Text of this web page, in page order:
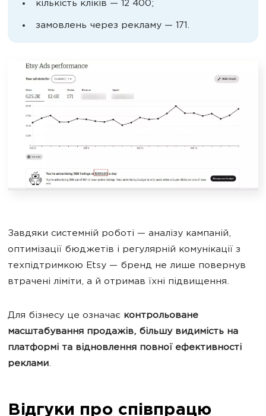
кількість кліків — 12 400;
замовлень через рекламу — 171.
Завдяки системній роботі — аналізу кампаній,
оптимізації бюджетів і регулярній комунікації з
техпідтримкою Etsy — бренд не лише повернув
втрачені ліміти, а й отримав їхні підвищення.
Для бізнесу це означає контрольоване
масштабування продажів, більшу видимість на
платформі та відновлення повної ефективності
реклами.
Відгуки про співпрацю